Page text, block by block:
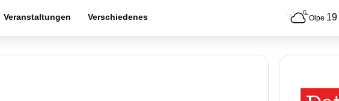
Veranstaltungen Verschiedenes Olpe 19